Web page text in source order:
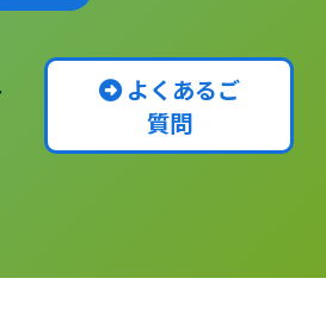
よくあるご
質問